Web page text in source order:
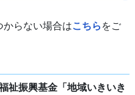
らない場合はこちらをご
祉振興基金「地域いきいき